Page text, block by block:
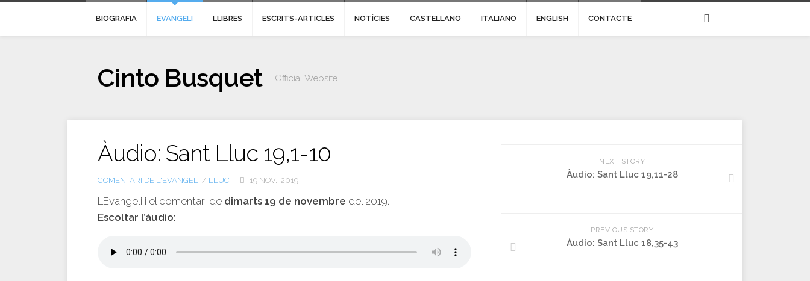
BIOGRAFIA EVANGELI LLIBRES ESCRITS-ARTICLES NOTÍCIES CASTELLANO ITALIANO ENGLISH CONTACTE
Cinto Busquet Official Website
Àudio: Sant Lluc 19,1-10
COMENTARI DE L'EVANGELI / LLUC 19 NOV., 2019
L’Evangeli i el comentari de dimarts 19 de novembre del 2019.
Escoltar l’àudio:
NEXT STORY
Àudio: Sant Lluc 19,11-28
PREVIOUS STORY
Àudio: Sant Lluc 18,35-43